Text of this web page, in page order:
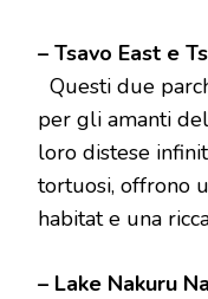
– Tsavo East e
Questi due
per gli amanti
loro distese
tortuosi, offrono
habitat e una
– Lake Nakuru